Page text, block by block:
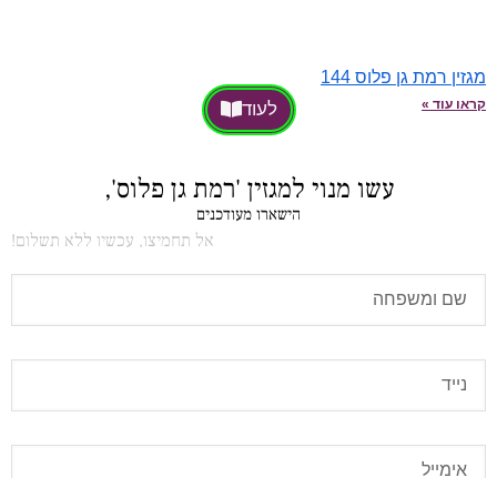
מגזין רמת גן פלוס 144
קראו עוד » לעוד
עשו מנוי למגזין 'רמת גן פלוס',
הישארו מעודכנים
אל תחמיצו, עכשיו ללא תשלום!